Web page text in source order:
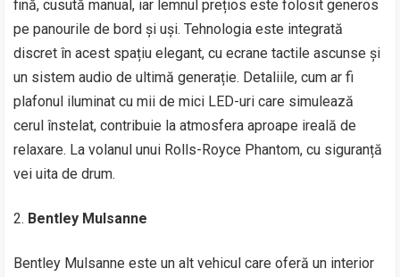
fină, cusută manual, iar lemnul prețios este folosit generos
pe panourile de bord și uși. Tehnologia este integrată
discret în acest spațiu elegant, cu ecrane tactile ascunse și
un sistem audio de ultimă generație. Detaliile, cum ar fi
plafonul iluminat cu mii de mici LED-uri care simulează
cerul înstelat, contribuie la atmosfera aproape ireală de
relaxare. La volanul unui Rolls-Royce Phantom, cu siguranță
vei uita de drum.
Bentley Mulsanne
Bentley Mulsanne este un alt vehicul care oferă un interior